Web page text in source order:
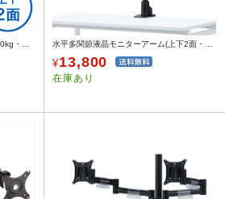
¥13,800
在庫あり